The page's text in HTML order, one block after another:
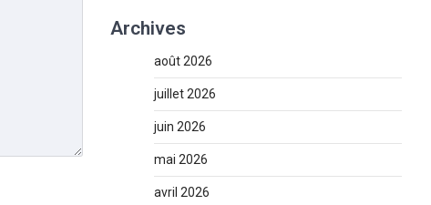
Archives
août 2026
juillet 2026
juin 2026
mai 2026
avril 2026